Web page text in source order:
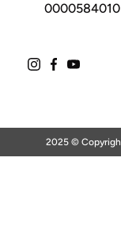
0000584010